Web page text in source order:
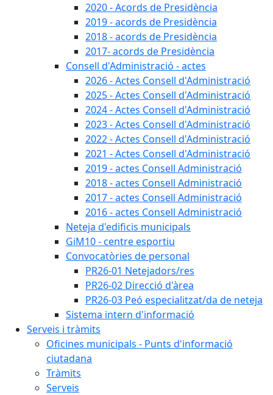
2020 - Acords de Presidència
2019 - acords de Presidència
2018 - acords de Presidència
2017- acords de Presidència
Consell d'Administració - actes
2026 - Actes Consell d'Administració
2025 - Actes Consell d'Administració
2024 - Actes Consell d'Administració
2023 - Actes Consell d'Administració
2022 - Actes Consell d'Administració
2021 - Actes Consell d'Administració
2019 - actes Consell Administració
2018 - actes Consell Administració
2017 - actes Consell Administració
2016 - actes Consell Administració
Neteja d'edificis municipals
GiM10 - centre esportiu
Convocatòries de personal
PR26-01 Netejadors/res
PR26-02 Direcció d'àrea
PR26-03 Peó especialitzat/da de neteja
Sistema intern d'informació
Serveis i tràmits
Oficines municipals - Punts d'informació
ciutadana
Tràmits
Serveis